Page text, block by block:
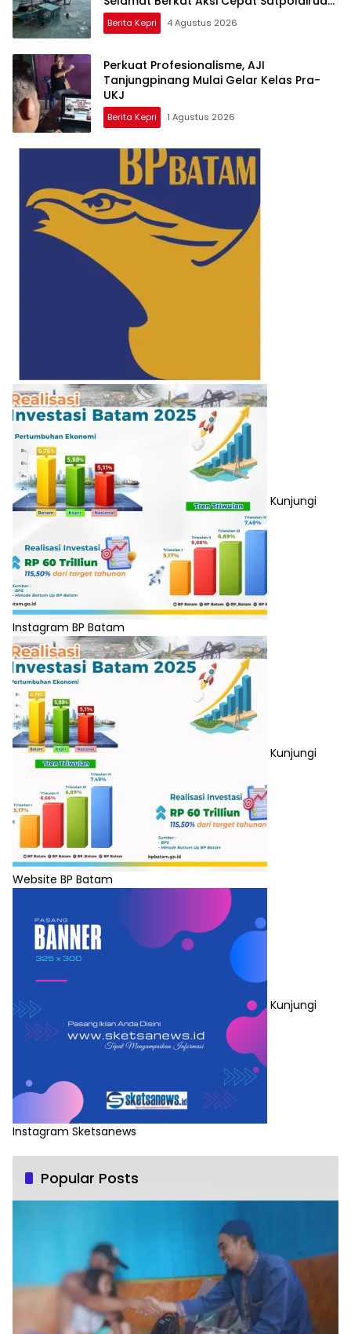
dan KPLP
Berita Kepri 4 Agustus 2026
Perkuat Profesionalisme, AJI
Tanjungpinang Mulai Gelar Kelas Pra-
UKJ
Berita Kepri 1 Agustus 2026
Kunjungi
Instagram BP Batam
Kunjungi
Website BP Batam
Kunjungi
Instagram Sketsanews
Popular Posts